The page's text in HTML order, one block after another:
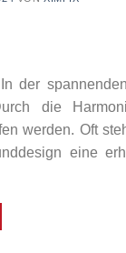
der
die
werden. Oft
eine